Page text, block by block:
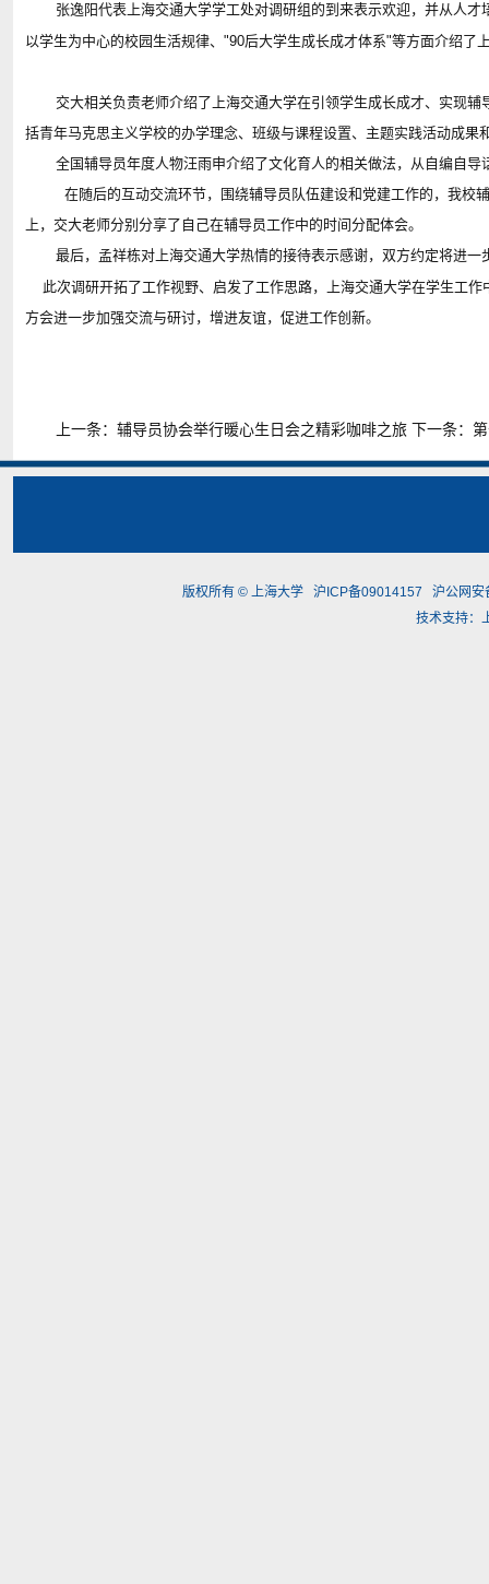
张逸阳代表上海交通大学学工处对调研组的到来表示欢迎，并从人
以学生为中心的校园生活规律、"90后大学生成长成才体系"等方面介绍了
交大相关负责老师介绍了上海交通大学在引领学生成长成才、实现
括青年马克思主义学校的办学理念、班级与课程设置、主题实践活动成果
全国辅导员年度人物汪雨申介绍了文化育人的相关做法，从自编自
在随后的互动交流环节，围绕辅导员队伍建设和党建工作的，我校
上，交大老师分别分享了自己在辅导员工作中的时间分配体会。
最后，孟祥栋对上海交通大学热情的接待表示感谢，双方约定将进一
此次调研开拓了工作视野、启发了工作思路，上海交通大学在学生工
方会进一步加强交流与研讨，增进友谊，促进工作创新。
上一条：辅导员协会举行暖心生日会之精彩咖啡之旅 下一条：
版权所有 © 上海大学 沪ICP备09014157
沪公网
技术支持：